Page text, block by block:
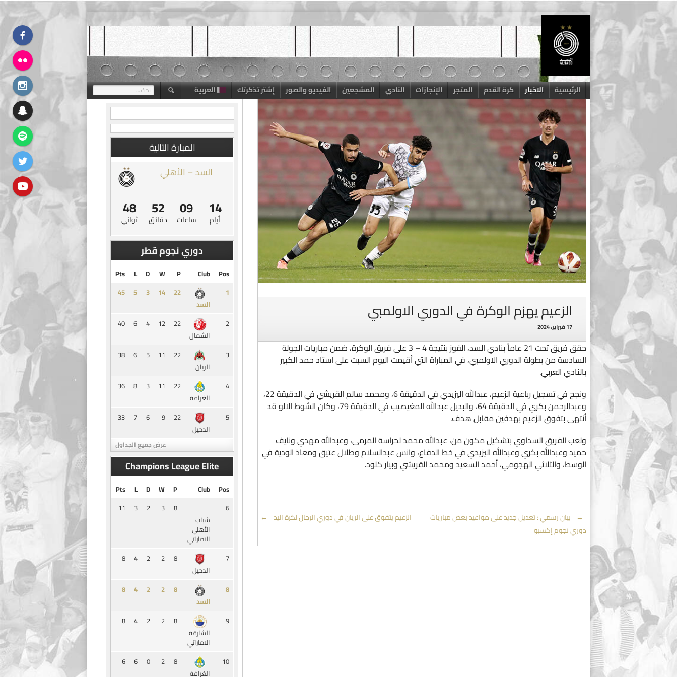
Skip
content
الرئيسية الاخبار كرة القدم المتجر الإنجازات النادي المشجعين الفيديو والصور إشتر تذكرتك العربية البحث
عن:
الزعيم يهزم الوكرة في الدوري الاولمبي
17 فبراير، 2024
حقق فريق تحت 21 عاماً بنادي السد، الفوز بنتيجة 4 – 3 على فريق الوكرة، ضمن مباريات الجولة
السادسة من بطولة الدوري الاولمبي، في المباراة التي أقيمت اليوم السبت على استاد حمد الكبير
بالنادي العربي.
ونجح في تسجيل رباعية الزعيم، عبدالله اليزيدي في الدقيقة 6، ومحمد سالم القريشي في الدقيقة 22،
وعبدالرحمن بكري في الدقيقة 64، والبديل عبدالله المغيصيب في الدقيقة 79، وكان الشوط الالو قد
أنتهى بتفوق الزعيم بهدفين مقابل هدف.
ولعب الفريق السداوي بتشكيل مكون من، عبدالله محمد لحراسة المرمى، وعبدالله مهدي ونايف
حميد وعبدالله بكري وعبدالله اليزيدي في خط الدفاع، وانس عبدالسلام وطلال عتيق ومعاذ الودية في
الوسط، والثلاثي الهجومي، أحمد السعيد ومحمد القريشي وبيار كلود.
Post
← بيان رسمي : تعديل جديد على مواعيد بعض مباريات
دوري نجوم إكسبو
الزعيم يتفوق على الريان في دوري الرجال لكرة اليد →
المبارة التالية
السد – الأهلي
14
أيام
09
ساعات
52
دقائق
47
ثواني
دوري نجوم قطر
Pos
Club
P
W
D
L
Pts
1
السد
‏22
14
3
5
45
2
الشمال
22
12
4
6
40
3
الريان
22
11
5
6
38
4
الغرافة
22
11
3
8
36
5
الدحيل
22
9
6
7
33
عرض جميع الجداول
Champions League Elite
Pos
Club
P
W
D
L
Pts
6
شباب
الأهلي
الاماراتي
8
3
2
3
11
7
الدحيل
8
2
2
4
8
8
السد
8
2
2
4
8
9
الشارقة
الاماراتي
8
2
2
4
8
10
الغرافة
8
2
0
6
6